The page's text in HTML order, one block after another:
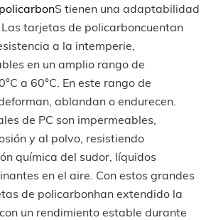
S tienen una adaptabilidad
tarjetas de policarboncuentan
a la intemperie,
en un amplio rango de
a 60°C. En este rango de
ablandan o endurecen.
de PC son impermeables,
y al polvo, resistiendo
química del sudor, líquidos
en el aire. Con estos grandes
de policarbonhan extendido la
un rendimiento estable durante